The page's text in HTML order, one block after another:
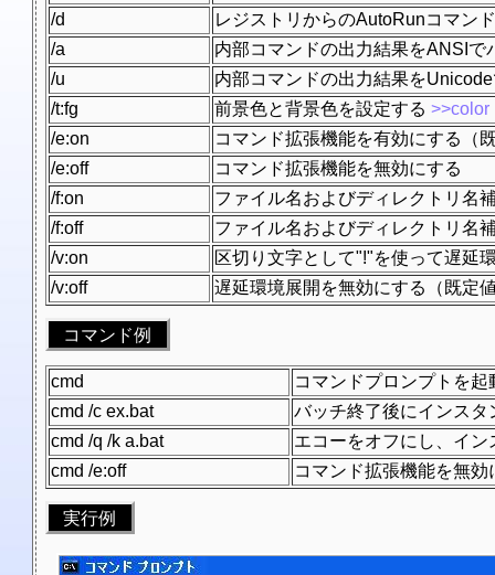
/d
レジストリからのAutoRunコマン
/a
内部コマンドの出力結果をANSI
/u
内部コマンドの出力結果を
/t:fg
前景色と背景色を設定する >>color
/e:on
コマンド拡張機能を有効にする（
/e:off
コマンド拡張機能を無効にする
/f:on
ファイル名およびディレクトリ名
/f:off
ファイル名およびディレクトリ名
/v:on
区切り文字として"!"を使って遅延
/v:off
遅延環境展開を無効にする（既定
コマンド例
cmd
コマンドプロンプトを起
cmd /c ex.bat
バッチ終了後にインスタ
cmd /q /k a.bat
エコーをオフにし、イ
cmd /e:off
コマンド拡張機能を無効
実行例